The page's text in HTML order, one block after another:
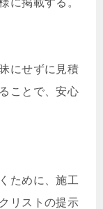
にせずに見積
ことで、安心
ために、施工
リストの提示